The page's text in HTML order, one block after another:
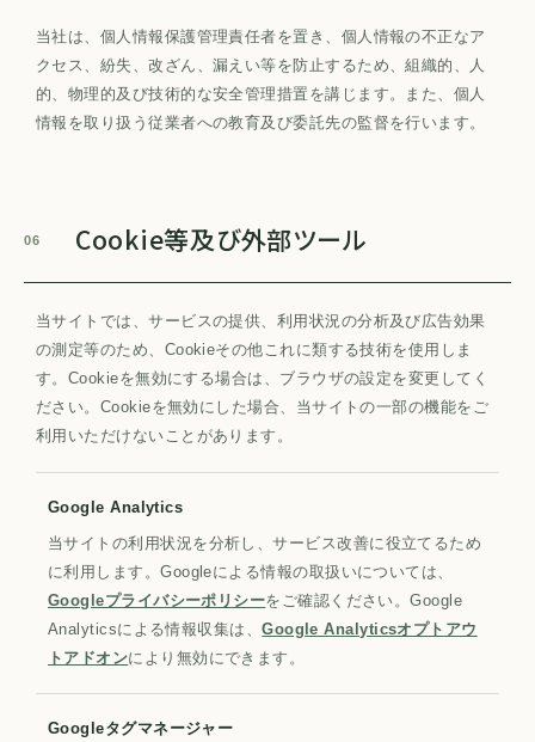
当社は、個人情報保護管理責任者を置き、個人情報の不正なア
クセス、紛失、改ざん、漏えい等を防止するため、組織的、人
的、物理的及び技術的な安全管理措置を講じます。また、個人
情報を取り扱う従業者への教育及び委託先の監督を行います。
06 Cookie等及び外部ツール
当サイトでは、サービスの提供、利用状況の分析及び広告効果
の測定等のため、Cookieその他これに類する技術を使用しま
す。Cookieを無効にする場合は、ブラウザの設定を変更してく
ださい。Cookieを無効にした場合、当サイトの一部の機能をご
利用いただけないことがあります。
Google Analytics
当サイトの利用状況を分析し、サービス改善に役立てるため
に利用します。Googleによる情報の取扱いについては、
Googleプライバシーポリシーをご確認ください。Google
Analyticsによる情報収集は、Google Analyticsオプトアウ
トアドオンにより無効にできます。
Googleタグマネージャー